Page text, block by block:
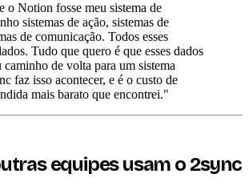
o Notion fosse meu sistema de
sistemas de ação, sistemas de
de comunicação. Todos esses
Tudo que quero é que esses dados
caminho de volta para um sistema
faz isso acontecer, e é o custo de
mais barato que encontrei."
equipes usam o 2sync